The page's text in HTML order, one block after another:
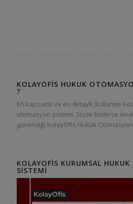
KOLAYOFIS HUKUK
?
En kapsamlı ve en detaylı, kullanımı
otomasyon sistemi. Sizde binlerce
güvendiği KolayOfis Hukuk Otomasyon
KOLAYOFIS KURUMSAL
SISTEMI